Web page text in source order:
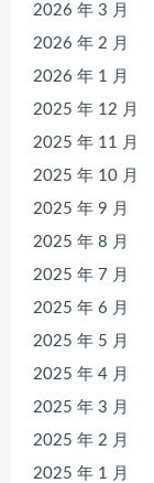
2026 年 3 月
2026 年 2 月
2026 年 1 月
2025 年 12 月
2025 年 11 月
2025 年 10 月
2025 年 9 月
2025 年 8 月
2025 年 7 月
2025 年 6 月
2025 年 5 月
2025 年 4 月
2025 年 3 月
2025 年 2 月
2025 年 1 月